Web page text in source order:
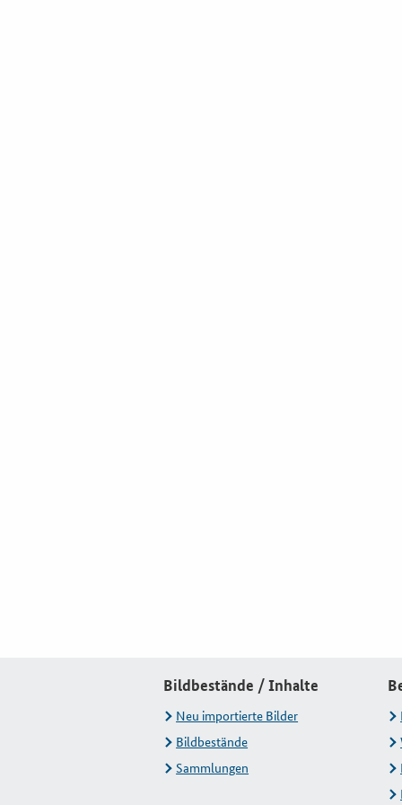
Bildbestände / Inhalte
Neu importierte Bilder
Bildbestände
Sammlungen